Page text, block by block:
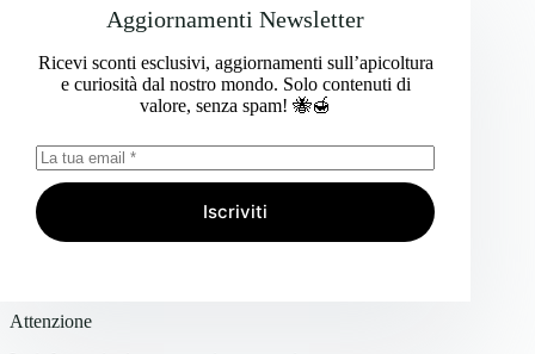
Aggiornamenti Newsletter
Ricevi sconti esclusivi, aggiornamenti sull’apicoltura
e curiosità dal nostro mondo. Solo contenuti di
valore, senza spam! 🐝🍯
Iscriviti
Attenzione